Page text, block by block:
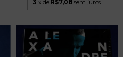
3 x de R$7,08 sem juros